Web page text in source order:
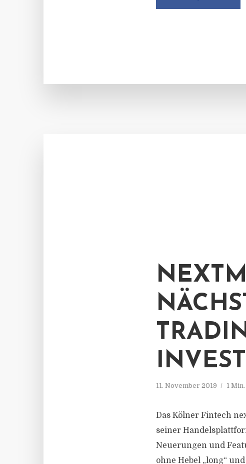
11. November 2019 1
Das Kölner Fintech
seiner
Neuerungen und
ohne Hebel „long“